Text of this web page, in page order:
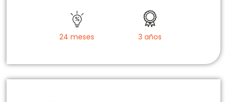
24 meses 3 años